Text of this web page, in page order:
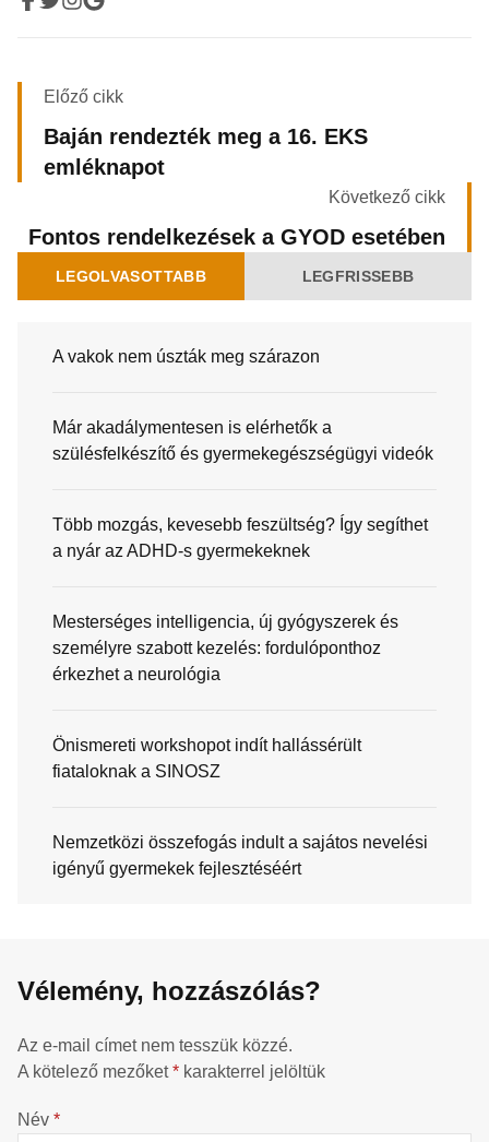
Előző cikk
Baján rendezték meg a 16. EKS
emléknapot
Következő cikk
Fontos rendelkezések a GYOD esetében
LEGOLVASOTTABB LEGFRISSEBB
A vakok nem úszták meg szárazon
Már akadálymentesen is elérhetők a
szülésfelkészítő és gyermekegészségügyi videók
Több mozgás, kevesebb feszültség? Így segíthet
a nyár az ADHD-s gyermekeknek
Mesterséges intelligencia, új gyógyszerek és
személyre szabott kezelés: fordulóponthoz
érkezhet a neurológia
Önismereti workshopot indít hallássérült
fiataloknak a SINOSZ
Nemzetközi összefogás indult a sajátos nevelési
igényű gyermekek fejlesztéséért
Vélemény, hozzászólás?
Az e-mail címet nem tesszük közzé.
A kötelező mezőket* karakterrel jelöltük
Név *